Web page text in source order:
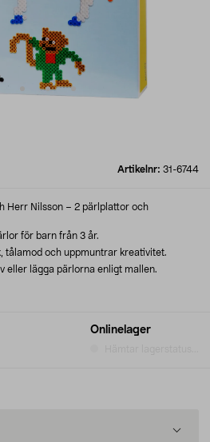
Artikelnr: 31-6744
Onlinelager
Herr Nilsson – 2 pärlplattor och
för barn från 3 år.
tålamod och uppmuntrar kreativitet.
eller lägga pärlorna enligt mallen.